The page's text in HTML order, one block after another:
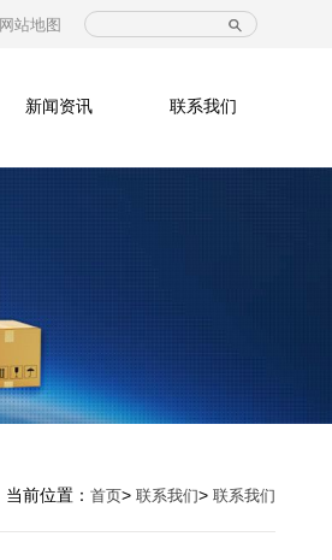
网站地图
新闻资讯 联系我们
当前位置： 首页> 联系我们> 联系我们